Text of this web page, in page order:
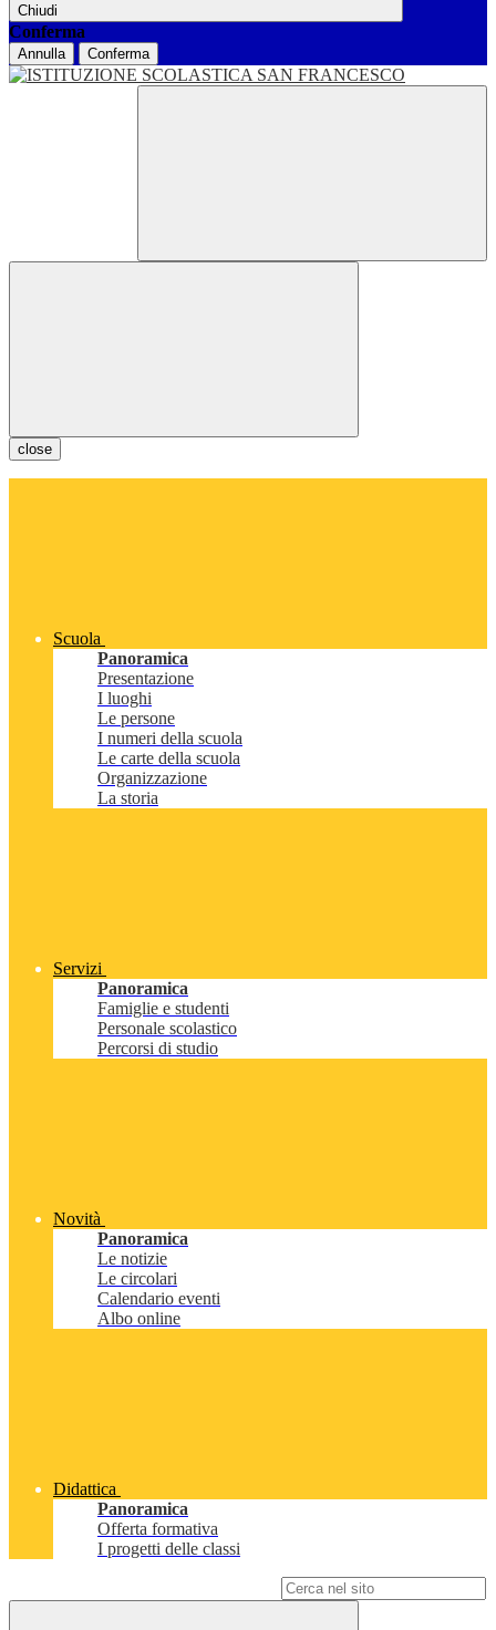
Chiudi
Conferma
Annulla Conferma
close
Scuola
Panoramica
Presentazione
I luoghi
Le persone
I numeri della scuola
Le carte della scuola
Organizzazione
La storia
Servizi
Panoramica
Famiglie e studenti
Personale scolastico
Percorsi di studio
Novità
Panoramica
Le notizie
Le circolari
Calendario eventi
Albo online
Didattica
Panoramica
Offerta formativa
I progetti delle classi